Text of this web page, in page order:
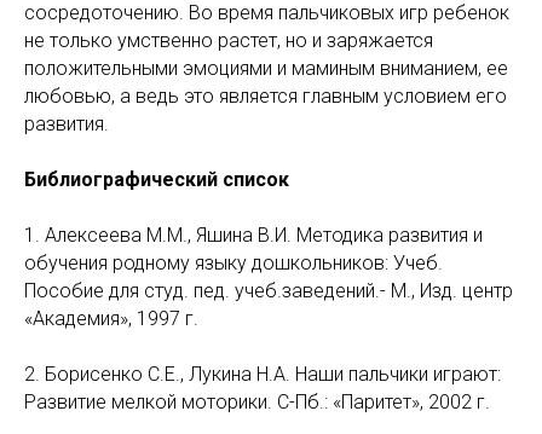
сосредоточению. Во время пальчиковых игр ребенок
не только умственно растет, но и заряжается
положительными эмоциями и маминым вниманием, ее
любовью, а ведь это является главным условием его
развития.
Библиографический список
1. Алексеева М.М., Яшина В.И. Методика развития и
обучения родному языку дошкольников: Учеб.
Пособие для студ. пед. учеб.заведений.- М., Изд. центр
«Академия», 1997 г.
2. Борисенко С.Е., Лукина Н.А. Наши пальчики играют:
Развитие мелкой моторики. С-Пб.: «Паритет», 2002 г.